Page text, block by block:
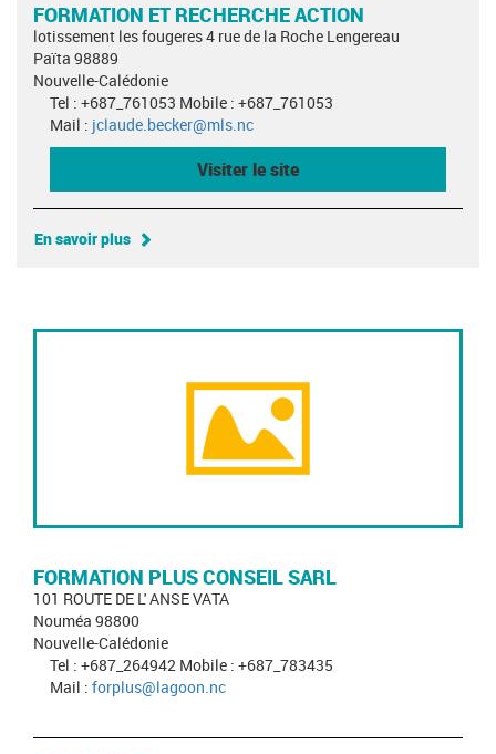
FORMATION ET RECHERCHE ACTION
lotissement les fougeres 4 rue de la Roche Lengereau
Païta 98889
Nouvelle-Calédonie
Tel : +687_761053 Mobile : +687_761053
Mail : jclaude.becker@mls.nc
Visiter le site
En savoir plus
FORMATION PLUS CONSEIL SARL
101 ROUTE DE L' ANSE VATA
Nouméa 98800
Nouvelle-Calédonie
Tel : +687_264942 Mobile : +687_783435
Mail : forplus@lagoon.nc